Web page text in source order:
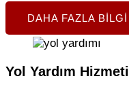
DAHA FAZLA BILGI
Yol Yardım Hizmeti